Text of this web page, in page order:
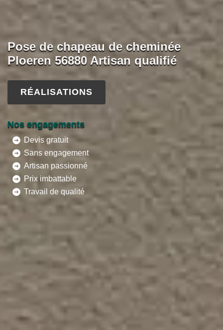
Pose de chapeau de cheminée
Ploeren 56880 Artisan qualifié
RÉALISATIONS
Nos engagements
Devis gratuit
Sans engagement
Artisan passionné
Prix imbattable
Travail de qualité